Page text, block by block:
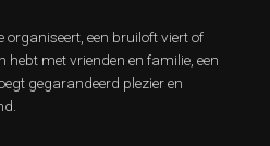
organiseert, een bruiloft viert of
hebt met vrienden en familie, een
gegarandeerd plezier en